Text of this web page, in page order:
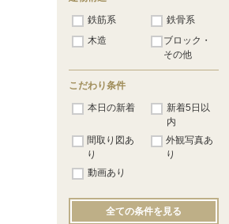
鉄筋系
鉄骨系
木造
ブロック・
その他
こだわり条件
本日の新着
新着5日以
内
間取り図あ
り
外観写真あ
り
動画あり
全ての条件を見る